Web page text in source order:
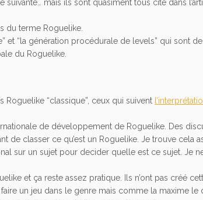
mais ils sont quasiment tous cité dans
du terme Roguelike.
et “la génération procédurale de levels” qui sont
du Roguelike.
Roguelike “classique”, ceux qui suivent
de développement de Roguelike. Des
de classer ce qu’est un Roguelike. Je trouve cela
sur un sujet pour decider quelle est ce sujet. Je
et ça reste assez pratique. Ils n’ont pas créé
un jeu dans le genre mais comme la maxime le